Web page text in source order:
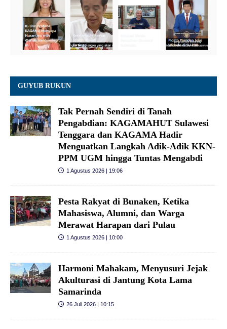
GUYUB RUKUN
Tak Pernah Sendiri di Tanah
Pengabdian: KAGAMAHUT Sulawesi
Tenggara dan KAGAMA Hadir
Menguatkan Langkah Adik-Adik KKN-
PPM UGM hingga Tuntas Mengabdi
1 Agustus 2026 | 19:06
Pesta Rakyat di Bunaken, Ketika
Mahasiswa, Alumni, dan Warga
Merawat Harapan dari Pulau
1 Agustus 2026 | 10:00
Harmoni Mahakam, Menyusuri Jejak
Akulturasi di Jantung Kota Lama
Samarinda
26 Juli 2026 | 10:15